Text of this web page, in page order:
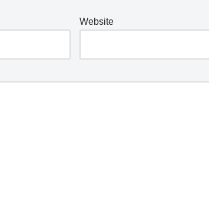
Website